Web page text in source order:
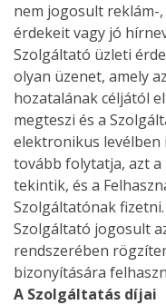
nem jogosult reklám-
érdekeit vagy jó
Szolgáltató üzleti
olyan üzenet, amely
hozatalának céljától
megteszi és a
elektronikus levélben
tovább folytatja, azt a
tekintik, és a
Szolgáltatónak
Szolgáltató jogosult
rendszerében
bizonyítására
A Szolgáltatás díjai